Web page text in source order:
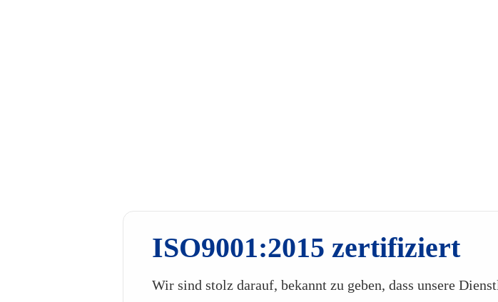
ISO9001:2015 zertifiziert
Wir sind stolz darauf, bekannt zu geben, dass unsere